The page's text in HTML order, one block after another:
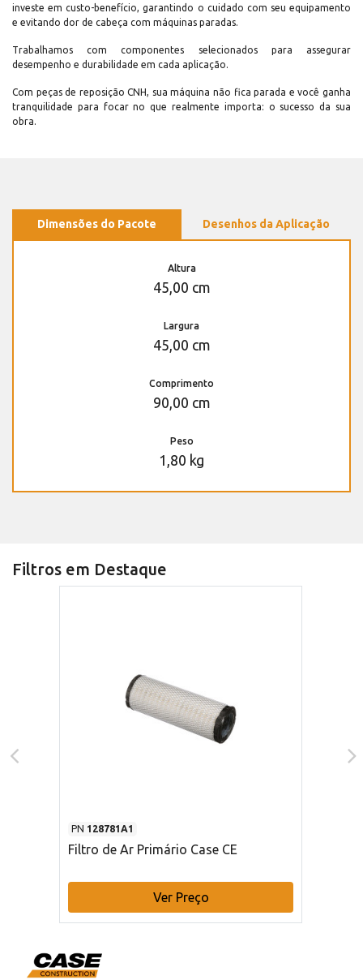
investe em custo-benefício, garantindo o cuidado com seu equipamento
e evitando dor de cabeça com máquinas paradas.
Trabalhamos com componentes selecionados para assegurar
desempenho e durabilidade em cada aplicação.
Com peças de reposição CNH, sua máquina não fica parada e você ganha
tranquilidade para focar no que realmente importa: o sucesso da sua
obra.
Dimensões do Pacote Desenhos da Aplicação
Altura
45,00 cm
Largura
45,00 cm
Comprimento
90,00 cm
Peso
1,80 kg
Filtros em Destaque
PN 128781A1
Filtro de Ar Primário Case CE
Ver Preço